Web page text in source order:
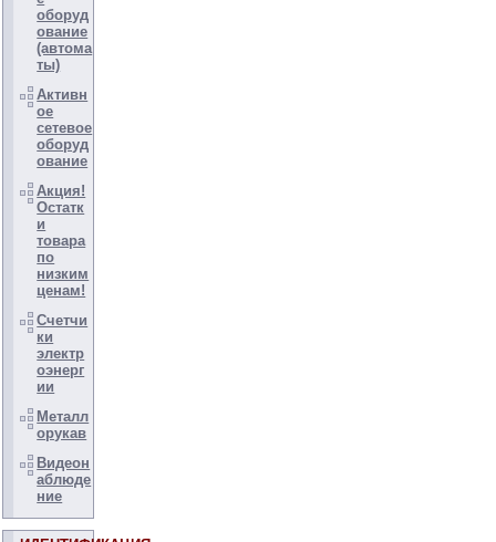
оборуд
ование
(автома
ты)
Активн
ое
сетевое
оборуд
ование
Акция!
Остатк
и
товара
по
низким
ценам!
Счетчи
ки
электр
оэнерг
ии
Металл
орукав
Видеон
аблюде
ние